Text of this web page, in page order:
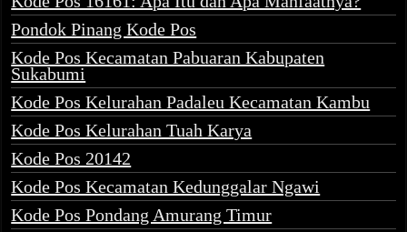
Pondok Pinang Kode Pos
Kode Pos Kecamatan Pabuaran Kabupaten
Sukabumi
Kode Pos Kelurahan Padaleu Kecamatan Kambu
Kode Pos Kelurahan Tuah Karya
Kode Pos 20142
Kode Pos Kecamatan Kedunggalar Ngawi
Kode Pos Pondang Amurang Timur